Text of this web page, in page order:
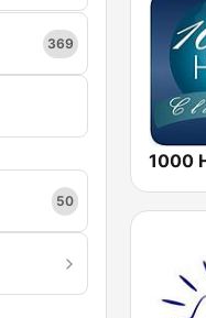
369
50